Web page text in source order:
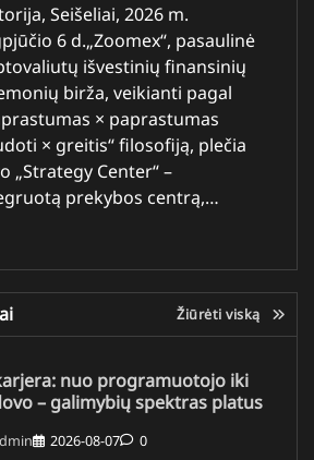
Seišeliai, 2026 m.
6 d.„Zoomex“, pasaulinė
išvestinių finansinių
birža, veikianti pagal
× paprastumas
× greitis“ filosofiją, plečia
„Strategy Center“ –
prekybos centrą,…
Žiūrėti viską
nuo programuotojo iki
– galimybių spektras platus
2026-08-07 0